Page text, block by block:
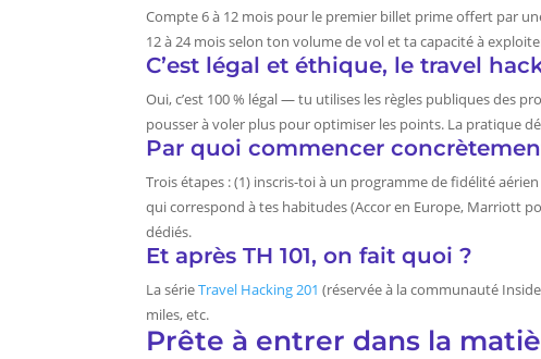
Compte 6 à 12 mois pour le premier billet prime offert par
12 à 24 mois selon ton volume de vol et ta capacité à
C’est légal et éthique, le travel
Oui, c’est 100 % légal — tu utilises les règles publiques des
pousser à voler plus pour optimiser les points. La pratique
Par quoi commencer
Trois étapes : (1) inscris-toi à un programme de fidélité
qui correspond à tes habitudes (Accor en Europe, Marriott
dédiés.
Et après TH 101, on fait quoi ?
La sérieTravel Hacking 201 (réservée à la communauté
miles, etc.
Prête à entrer dans la